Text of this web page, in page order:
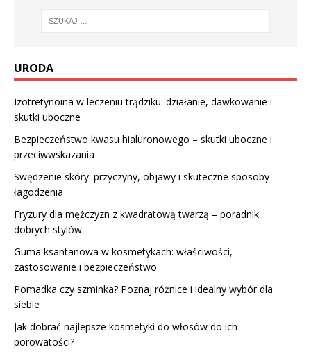
URODA
Izotretynoina w leczeniu trądziku: działanie, dawkowanie i
skutki uboczne
Bezpieczeństwo kwasu hialuronowego – skutki uboczne i
przeciwwskazania
Swędzenie skóry: przyczyny, objawy i skuteczne sposoby
łagodzenia
Fryzury dla mężczyzn z kwadratową twarzą – poradnik
dobrych stylów
Guma ksantanowa w kosmetykach: właściwości,
zastosowanie i bezpieczeństwo
Pomadka czy szminka? Poznaj różnice i idealny wybór dla
siebie
Jak dobrać najlepsze kosmetyki do włosów do ich
porowatości?